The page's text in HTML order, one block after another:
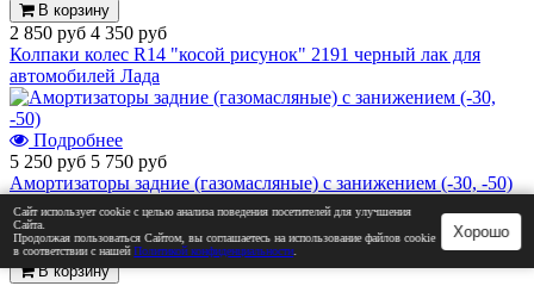
В корзину
2 850 руб 4 350 руб
Колпаки колес R14 "косой рисунок" 2191 черный лак для
автомобилей Лада
Подробнее
5 250 руб 5 750 руб
Амортизаторы задние (газомасляные) с занижением (-30, -50)
"Асоми" Sport на Лада Гранта, Калина, Приора (А
110.2915.004-30/А 110.2915.004-50)
В корзину
Сайт использует cookie с целью анализа поведения посетителей для улучшения
Сайта.
Продолжая пользоваться Сайтом, вы соглашаетесь на использование файлов cookie
в соответствии с нашейПолитикой конфиденциальности.
Хорошо